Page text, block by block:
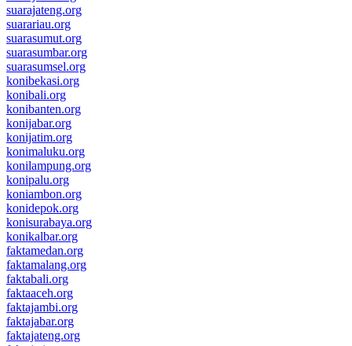
suarajateng.org
suarariau.org
suarasumut.org
suarasumbar.org
suarasumsel.org
konibekasi.org
konibali.org
konibanten.org
konijabar.org
konijatim.org
konimaluku.org
konilampung.org
konipalu.org
koniambon.org
konidepok.org
konisurabaya.org
konikalbar.org
faktamedan.org
faktamalang.org
faktabali.org
faktaaceh.org
faktajambi.org
faktajabar.org
faktajateng.org